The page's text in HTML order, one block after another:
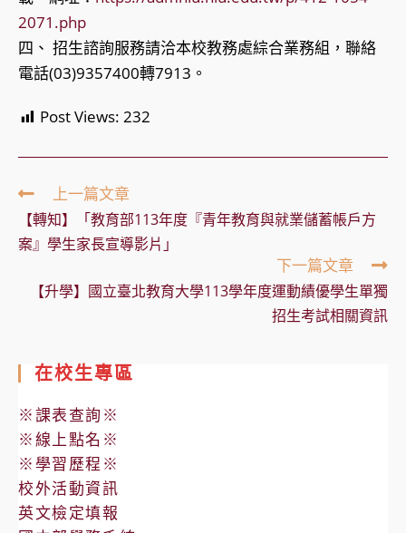
2071.php
四、 招生諮詢服務請洽本校教務處綜合業務組，聯絡
電話(03)9357400轉7913。
Post Views: 232
Read
more
articles
上一篇文章
【轉知】「教育部113年度『青年教育與就業儲蓄帳戶方
案』學生家長宣導影片」
下一篇文章
【升學】國立臺北教育大學113學年度運動績優學生單獨
招生考試相關資訊
在校生專區
※課表查詢※
※線上點名※
※學習歷程※
校外活動資訊
英文檢定填報